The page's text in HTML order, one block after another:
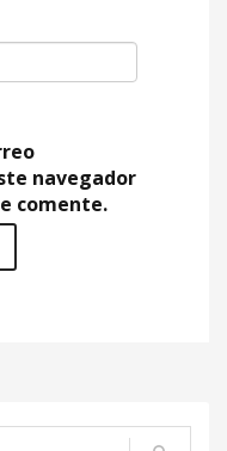
navegador
comente.